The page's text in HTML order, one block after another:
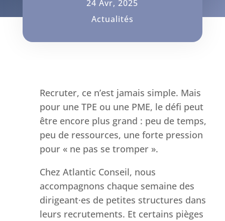
24 Avr, 2025
Actualités
Recruter, ce n’est jamais simple. Mais
pour une TPE ou une PME, le défi peut
être encore plus grand : peu de temps,
peu de ressources, une forte pression
pour « ne pas se tromper ».
Chez Atlantic Conseil, nous
accompagnons chaque semaine des
dirigeant·es de petites structures dans
leurs recrutements. Et certains pièges